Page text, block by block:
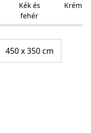
Kék és
fehér
Krém
450 x 350 cm